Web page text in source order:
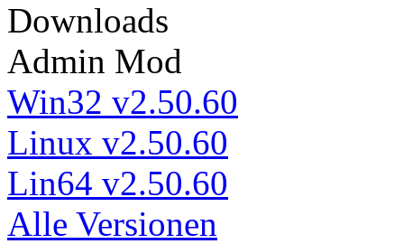
Downloads
Admin Mod
Win32 v2.50.60
Linux v2.50.60
Lin64 v2.50.60
Alle Versionen